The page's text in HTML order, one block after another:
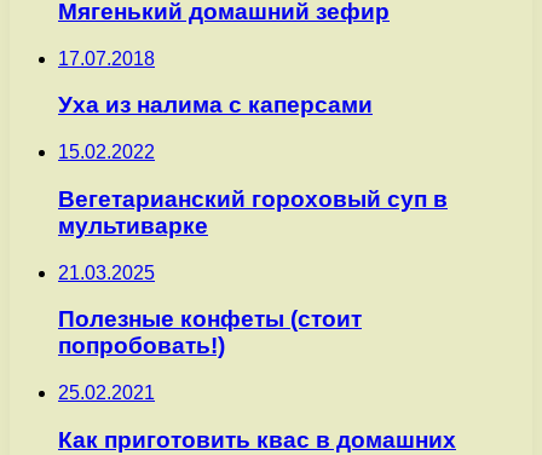
Мягенький домашний зефир
17.07.2018
Уха из налима с каперсами
15.02.2022
Вегетарианский гороховый суп в
мультиварке
21.03.2025
Полезные конфеты (стоит
попробовать!)
25.02.2021
Как приготовить квас в домашних